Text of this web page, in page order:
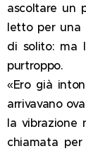
ascoltare un
letto per una
di solito: ma
purtroppo.
«Ero già
arrivavano
la vibrazione
chiamata